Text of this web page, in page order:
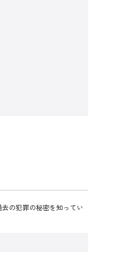
の犯罪の秘密を知ってい